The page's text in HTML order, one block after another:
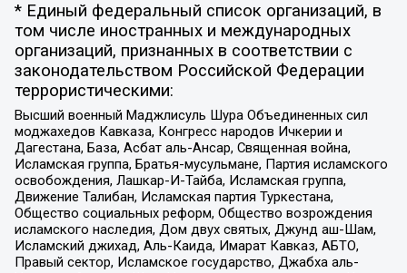
* Единый федеральный список организаций, в
том числе иностранных и международных
организаций, признанных в соответствии с
законодательством Российской Федерации
террористическими:
Высший военный Маджлисуль Шура Объединенных сил
моджахедов Кавказа, Конгресс народов Ичкерии и
Дагестана, База, Асбат аль-Ансар, Священная война,
Исламская группа, Братья-мусульмане, Партия исламского
освобождения, Лашкар-И-Тайба, Исламская группа,
Движение Талибан, Исламская партия Туркестана,
Общество социальных реформ, Общество возрождения
исламского наследия, Дом двух святых, Джунд аш-Шам,
Исламский джихад, Аль-Каида, Имарат Кавказ, АБТО,
Правый сектор, Исламское государство, Джабха аль-